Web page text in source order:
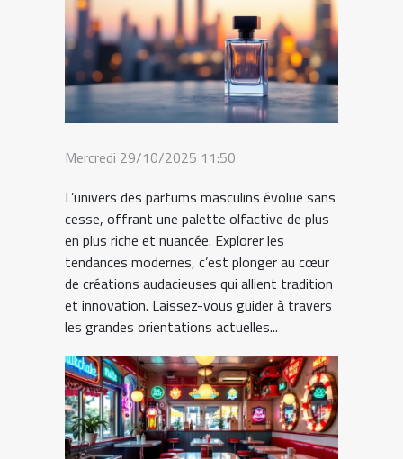
Mercredi 29/10/2025 11:50
L’univers des parfums masculins évolue sans
cesse, offrant une palette olfactive de plus
en plus riche et nuancée. Explorer les
tendances modernes, c’est plonger au cœur
de créations audacieuses qui allient tradition
et innovation. Laissez-vous guider à travers
les grandes orientations actuelles...